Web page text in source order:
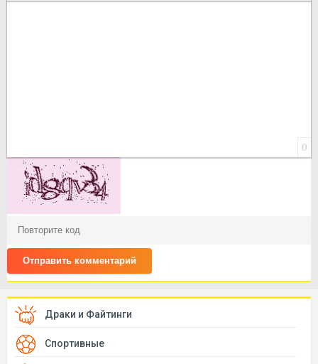
Вставить смайлик
Вставка скрытого текста
Вставка цитаты
Вставка спойлера
0
Отправить комментарий
Драки и Файтинги
Спортивные